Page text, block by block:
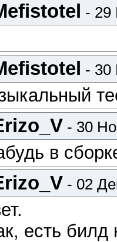
- 29
- 30
- 30
в
- 02
есть билд